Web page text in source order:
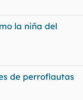
la niña del
de perroflautas